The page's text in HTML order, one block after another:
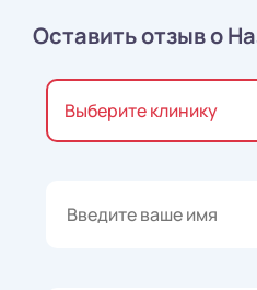
Оставить отзыв о
Выберите клинику